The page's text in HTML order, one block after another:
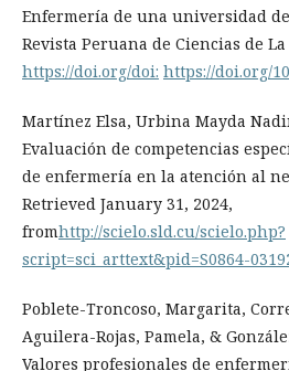
Enfermería de una universidad
Revista Peruana de Ciencias de La
https://doi.org/doi: https://doi.org/
Martínez Elsa, Urbina Mayda
Evaluación de competencias
de enfermería en la atención al
Retrieved January 31, 2024,
fromhttp://scielo.sld.cu/scielo.php?
script=sci_arttext&pid=S0864-
Poblete-Troncoso, Margarita,
Aguilera-Rojas, Pamela, &
Valores profesionales de